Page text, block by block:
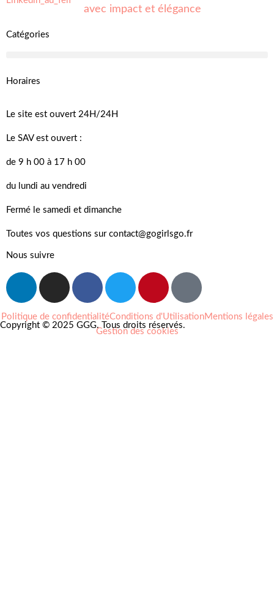
avec impact et élégance
Catégories
Horaires
Le site est ouvert 24H/24H
Le SAV est ouvert :
de 9 h 00 à 17 h 00
du lundi au vendredi
Fermé le samedi et dimanche
Toutes vos questions sur contact@gogirlsgo.fr
Nous suivre
Copyright © 2025 GGG. Tous droits réservés.
Politique de confidentialitéConditions d'UtilisationMentions légales
Gestion des cookies